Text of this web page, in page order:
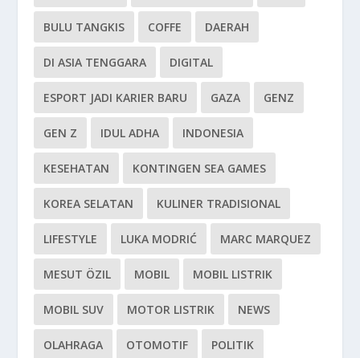
BULU TANGKIS COFFE DAERAH
DI ASIA TENGGARA DIGITAL
ESPORT JADI KARIER BARU GAZA GENZ
GEN Z IDUL ADHA INDONESIA
KESEHATAN KONTINGEN SEA GAMES
KOREA SELATAN KULINER TRADISIONAL
LIFESTYLE LUKA MODRIĆ MARC MARQUEZ
MESUT ÖZIL MOBIL MOBIL LISTRIK
MOBIL SUV MOTOR LISTRIK NEWS
OLAHRAGA OTOMOTIF POLITIK